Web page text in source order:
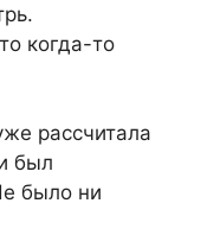
когда-то
рассчитала
был
было ни